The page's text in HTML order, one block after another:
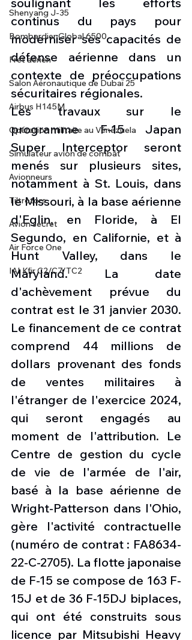
Shenyang J-35
Bombardier Global 6500
Fret aérien
Salon Aéronautique de Dubaï 25
Airbus H145M
Opération militaire au Vénézuela
Simulateur avion de combat
Avionneurs
Tiltrotors
Avion secret
Air Force One
IAI Kfir C2/C7/TC2
continus du pays pour
moderniser ses capacités de
défense aérienne dans un
contexte de préoccupations
sécuritaires régionales.
Les travaux sur le
programme F-15 Japan
Super Interceptor seront
menés sur plusieurs sites,
notamment à St. Louis, dans
le Missouri, à la base aérienne
d'Eglin, en Floride, à El
Segundo, en Californie, et à
Hunt Valley, dans le
Maryland. La date
d'achèvement prévue du
contrat est le 31 janvier 2030.
Le financement de ce contrat
comprend 44 millions de
dollars provenant des fonds
de ventes militaires à
l'étranger de l'exercice 2024,
qui seront engagés au
moment de l'attribution. Le
Centre de gestion du cycle
de vie de l'armée de l'air,
basé à la base aérienne de
Wright-Patterson dans l'Ohio,
gère l'activité contractuelle
(numéro de contrat : FA8634-
22-C-2705). La flotte japonaise
de F-15 se compose de 163 F-
15J et de 36 F-15DJ biplaces,
qui ont été construits sous
licence par Mitsubishi Heavy